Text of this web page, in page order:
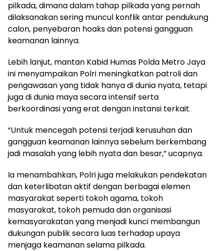
pilkada, dimana dalam tahap pilkada yang pernah
dilaksanakan sering muncul konflik antar pendukung
calon, penyebaran hoaks dan potensi gangguan
keamanan lainnya.
Lebih lanjut, mantan Kabid Humas Polda Metro Jaya
ini menyampaikan Polri meningkatkan patroli dan
pengawasan yang tidak hanya di dunia nyata, tetapi
juga di dunia maya secara intensif serta
berkoordinasi yang erat dengan instansi terkait.
“Untuk mencegah potensi terjadi kerusuhan dan
gangguan keamanan lainnya sebelum berkembang
jadi masalah yang lebih nyata dan besar,” ucapnya.
Ia menambahkan, Polri juga melakukan pendekatan
dan keterlibatan aktif dengan berbagai elemen
masyarakat seperti tokoh agama, tokoh
masyarakat, tokoh pemuda dan organisasi
kemasyarakatan yang menjadi kunci membangun
dukungan publik secara luas terhadap upaya
menjaga keamanan selama pilkada.